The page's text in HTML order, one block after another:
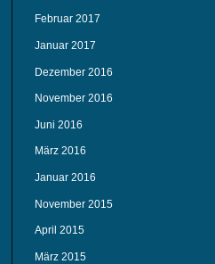
Februar 2017
Januar 2017
Dezember 2016
November 2016
Juni 2016
März 2016
Januar 2016
November 2015
April 2015
März 2015